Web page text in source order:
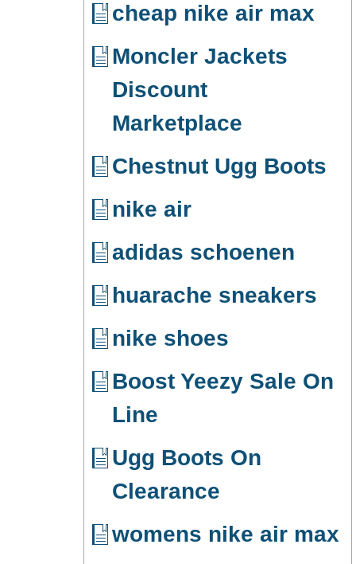
cheap nike air max
Moncler Jackets
Discount
Marketplace
Chestnut Ugg Boots
nike air
adidas schoenen
huarache sneakers
nike shoes
Boost Yeezy Sale On
Line
Ugg Boots On
Clearance
womens nike air max